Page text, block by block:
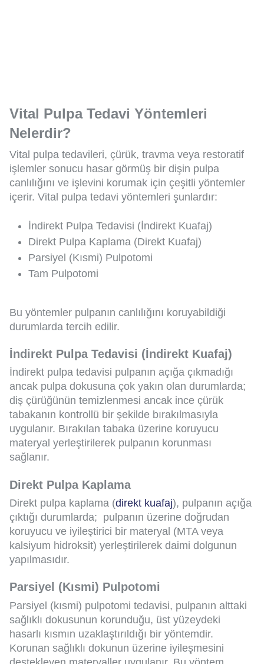
Vital Pulpa Tedavi Yöntemleri
Nelerdir?
Vital pulpa tedavileri, çürük, travma veya restoratif
işlemler sonucu hasar görmüş bir dişin pulpa
canlılığını ve işlevini korumak için çeşitli yöntemler
içerir. Vital pulpa tedavi yöntemleri şunlardır:
İndirekt Pulpa Tedavisi (İndirekt Kuafaj)
Direkt Pulpa Kaplama (Direkt Kuafaj)
Parsiyel (Kısmi) Pulpotomi
Tam Pulpotomi
Bu yöntemler pulpanın canlılığını koruyabildiği
durumlarda tercih edilir.
İndirekt Pulpa Tedavisi (İndirekt Kuafaj)
İndirekt pulpa tedavisi pulpanın açığa çıkmadığı
ancak pulpa dokusuna çok yakın olan durumlarda;
diş çürüğünün temizlenmesi ancak ince çürük
tabakanın kontrollü bir şekilde bırakılmasıyla
uygulanır. Bırakılan tabaka üzerine koruyucu
materyal yerleştirilerek pulpanın korunması
sağlanır.
Direkt Pulpa Kaplama
Direkt pulpa kaplama (direkt kuafaj), pulpanın açığa
çıktığı durumlarda; pulpanın üzerine doğrudan
koruyucu ve iyileştirici bir materyal (MTA veya
kalsiyum hidroksit) yerleştirilerek daimi dolgunun
yapılmasıdır.
Parsiyel (Kısmi) Pulpotomi
Parsiyel (kısmi) pulpotomi tedavisi, pulpanın alttaki
sağlıklı dokusunun korunduğu, üst yüzeydeki
hasarlı kısmın uzaklaştırıldığı bir yöntemdir.
Korunan sağlıklı dokunun üzerine iyileşmesini